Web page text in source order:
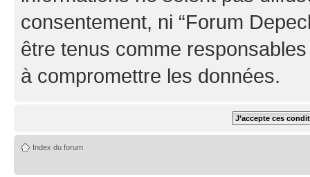
consentement, ni “Forum
être tenus comme
à compromettre les données.
Index du forum